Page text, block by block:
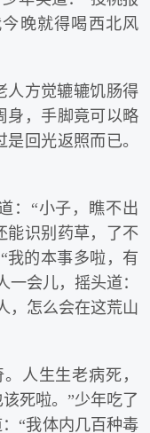
晚就得喝西北风
人方觉辘辘饥肠得
身，手脚竟可以略
回光返照而已。
：“小子，瞧不出
能识别药草，了不
我的本事多啦，有
会儿，摇头道：
，怎么会在这荒山
人生生老病死，
死啦。”少年吃了
“我体内几百种毒